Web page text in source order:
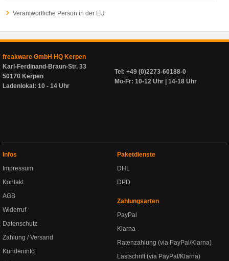
Verantwortliche Person in der EU
freakware GmbH HQ Kerpen
Karl-Ferdinand-Braun-Str. 33
50170 Kerpen
Ladenlokal: 10 - 14 Uhr
Tel: +49 (0)2273-60188-0
Mo-Fr: 10-12 Uhr | 14-18 Uhr
Infos
Impressum
Kontakt
AGB
Widerruf
Datenschutz
Zahlung / Versand
Kundeninfo
Paketdienste
DHL
DPD
Zahlungsarten
PayPal
Klarna
Ratenzahlung (via PayPal/Klarna)
Lastschrift (via PayPal/Klarna)